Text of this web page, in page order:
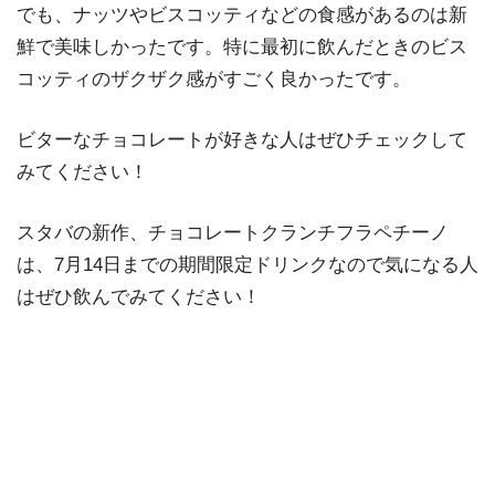
でも、ナッツやビスコッティなどの食感があるのは新
鮮で美味しかったです。特に最初に飲んだときのビス
コッティのザクザク感がすごく良かったです。
ビターなチョコレートが好きな人はぜひチェックして
みてください！
スタバの新作、チョコレートクランチフラペチーノ
は、7月14日までの期間限定ドリンクなので気になる人
はぜひ飲んでみてください！